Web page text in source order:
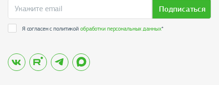
Подписаться
Я согласен с политикойобработки персональных данных*